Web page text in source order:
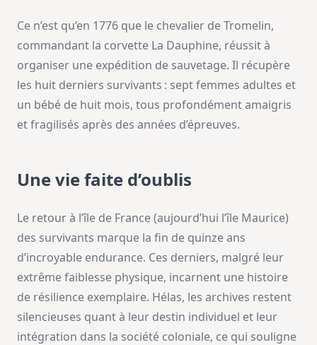
Ce n’est qu’en 1776 que le chevalier de Tromelin,
commandant la corvette La Dauphine, réussit à
organiser une expédition de sauvetage. Il récupère
les huit derniers survivants : sept femmes adultes et
un bébé de huit mois, tous profondément amaigris
et fragilisés après des années d’épreuves.
Une vie faite d’oublis
Le retour à l’île de France (aujourd’hui l’île Maurice)
des survivants marque la fin de quinze ans
d’incroyable endurance. Ces derniers, malgré leur
extrême faiblesse physique, incarnent une histoire
de résilience exemplaire. Hélas, les archives restent
silencieuses quant à leur destin individuel et leur
intégration dans la société coloniale, ce qui souligne